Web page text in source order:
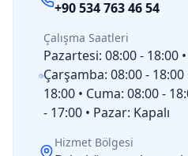
+90 534 763 46 54
Çalışma Saatleri
Pazartesi: 08:00 - 18:00 •
Çarşamba: 08:00 -
18:00 • Cuma: 08:00 -
- 17:00 • Pazar: Kapalı
Hizmet Bölgesi